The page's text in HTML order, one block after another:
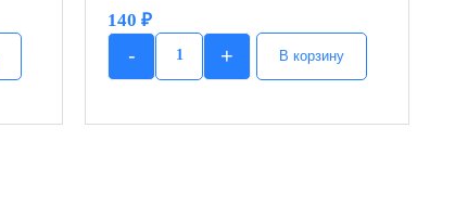
140₽
Quantity
- + В корзину